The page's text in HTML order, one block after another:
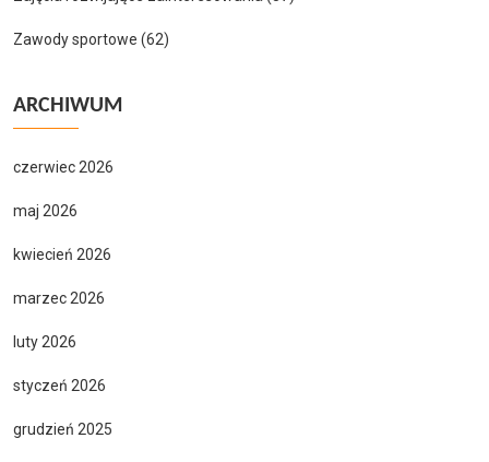
Zawody sportowe (62)
ARCHIWUM
czerwiec 2026
maj 2026
kwiecień 2026
marzec 2026
luty 2026
styczeń 2026
grudzień 2025